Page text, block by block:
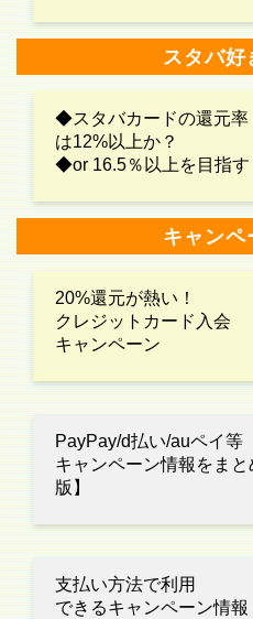
スタバ好
◆スタバカードの還元率
は12%以上か？
◆or 16.5％以上を目指す
キャンペ
20%還元が熱い！
クレジットカード入会
キャンペーン
PayPay/d払い/auペイ等
キャンペーン情報をま
版】
支払い方法で利用
できるキャンペーン情報